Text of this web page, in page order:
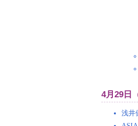
4月29日
浅井